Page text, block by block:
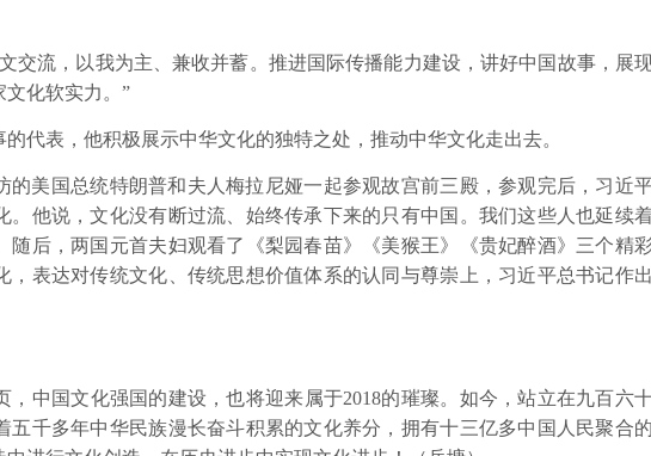
流，以我为主、兼收并蓄。推进国际传播能力建设，讲好中国故事，展
化软实力。”
表，他积极展示中华文化的独特之处，推动中华文化走出去。
美国总统特朗普和夫人梅拉尼娅一起参观故宫前三殿，参观完后，习近
。他说，文化没有断过流、始终传承下来的只有中国。我们这些人也延续
随后，两国元首夫妇观看了《梨园春苗》《美猴王》《贵妃醉酒》三个精
，表达对传统文化、传统思想价值体系的认同与尊崇上，习近平总书记作出
中国文化强国的建设，也将迎来属于2018的璀璨。如今，站立在九百六
五千多年中华民族漫长奋斗积累的文化养分，拥有十三亿多中国人民聚合的